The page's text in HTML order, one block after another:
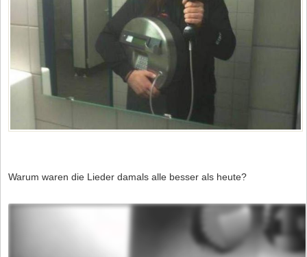
Warum waren die Lieder damals alle besser als heute?